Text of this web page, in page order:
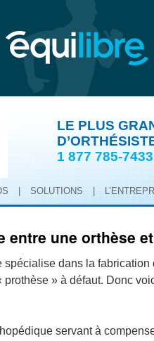
LE PLUS
1 877 785-7433
SOLUTIONS
entre une orthèse
dans la fabrication
» à défaut. Donc
servant à